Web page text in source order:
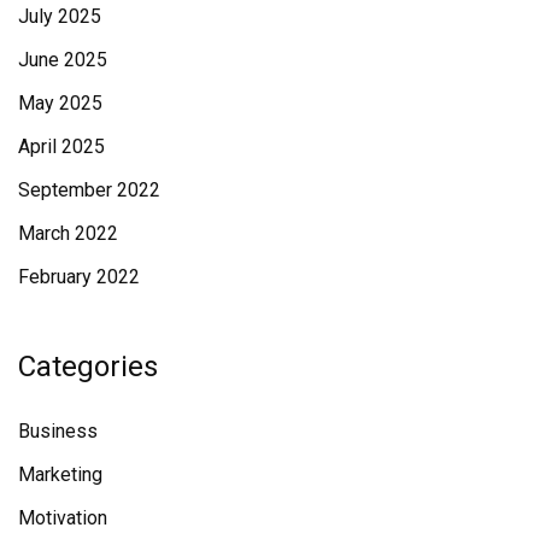
July 2025
June 2025
May 2025
April 2025
September 2022
March 2022
February 2022
Categories
Business
Marketing
Motivation